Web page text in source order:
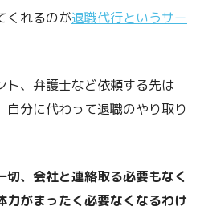
くれるのが退職代行というサー
ト、弁護士など依頼する先は
分に代わって退職のやり取り
切、会社と連絡取る必要もなく
力がまったく必要なくなるわけ